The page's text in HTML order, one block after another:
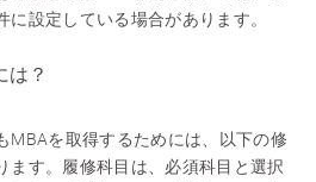
設定している場合があります。
は？
MBAを取得するためには、以下の修
ます。履修科目は、必須科目と選択